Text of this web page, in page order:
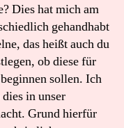
Dies hat mich am
gehandhabt
das heißt auch du
ob diese für
sollen. Ich
in unser
Grund hierfür